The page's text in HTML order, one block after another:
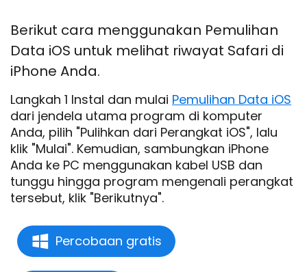
Berikut cara menggunakan Pemulihan
Data iOS untuk melihat riwayat Safari di
iPhone Anda.
Langkah 1 Instal dan mulai Pemulihan Data iOS
dari jendela utama program di komputer
Anda, pilih "Pulihkan dari Perangkat iOS", lalu
klik "Mulai". Kemudian, sambungkan iPhone
Anda ke PC menggunakan kabel USB dan
tunggu hingga program mengenali perangkat
tersebut, klik "Berikutnya".
Percobaan gratis